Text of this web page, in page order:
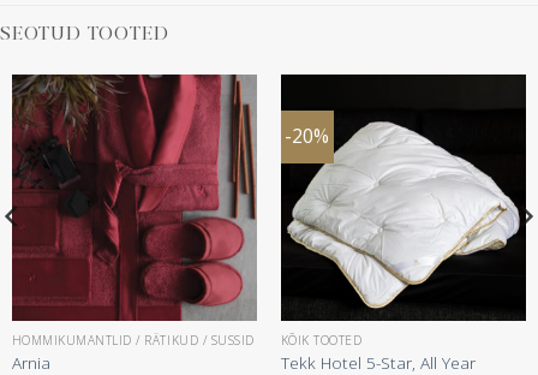
SEOTUD TOOTED
HOMMIKUMANTLID / RÄTIKUD / SUSSID
Arnia
-20%
KÕIK TOOTED
Tekk Hotel 5-Star, All Year